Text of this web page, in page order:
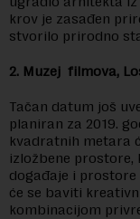
krov je zasađen
stvorilo prirodno
2. Muzej filmova,
Tačan datum još
planiran za 2019.
kvadratnih metara
izložbene prostore,
događaje i prostore
će se baviti
kombinacijom